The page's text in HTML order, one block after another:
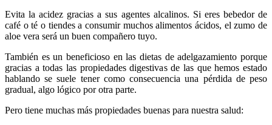
Evita la acidez gracias a sus agentes alcalinos. Si eres bebedor de
café o té o tiendes a consumir muchos alimentos ácidos, el zumo de
aloe vera será un buen compañero tuyo.
También es un beneficioso en las dietas de adelgazamiento porque
gracias a todas las propiedades digestivas de las que hemos estado
hablando se suele tener como consecuencia una pérdida de peso
gradual, algo lógico por otra parte.
Pero tiene muchas más propiedades buenas para nuestra salud: